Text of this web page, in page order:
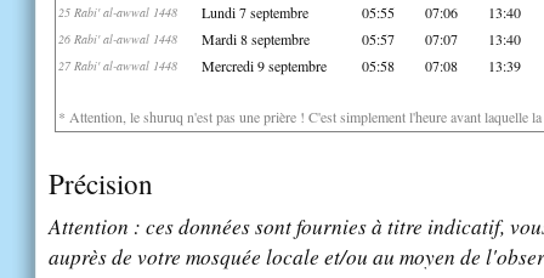
25 Rabi' al-awwal 1448 Lundi 7 septembre 05:55 07:06 13:40
26 Rabi' al-awwal 1448 Mardi 8 septembre 05:57 07:07 13:40
27 Rabi' al-awwal 1448 Mercredi 9 septembre 05:58 07:08 13:39
* Attention, le shuruq n'est pas une prière ! C'est simplement l'heure avant laquelle
Précision
Attention : ces données sont fournies à titre indicatif,
auprès de votre mosquée locale et/ou au moyen de